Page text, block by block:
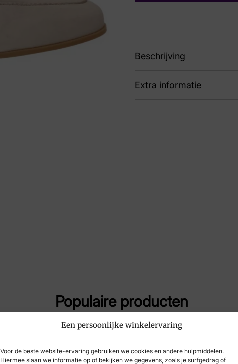
Een persoonlijke winkelervaring
Voor de beste website-ervaring gebruiken we cookies en andere hulpmiddelen.
Hiermee slaan we informatie op of bekijken we gegevens, zoals je surfgedrag of
Beschrijving
sand
Extra informatie
Populaire producten